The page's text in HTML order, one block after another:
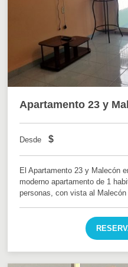
Apartamento 23 y
Desde $
El Apartamento 23 y Malecón
moderno apartamento de 1
personas, con vista al Malecón